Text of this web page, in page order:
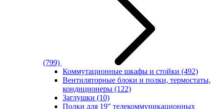
(799)
Коммутационные шкафы и стойки (492)
Вентиляторные блоки и полки, термостаты,
кондиционеры (122)
Заглушки (10)
Полки для 19" телекоммуникационных